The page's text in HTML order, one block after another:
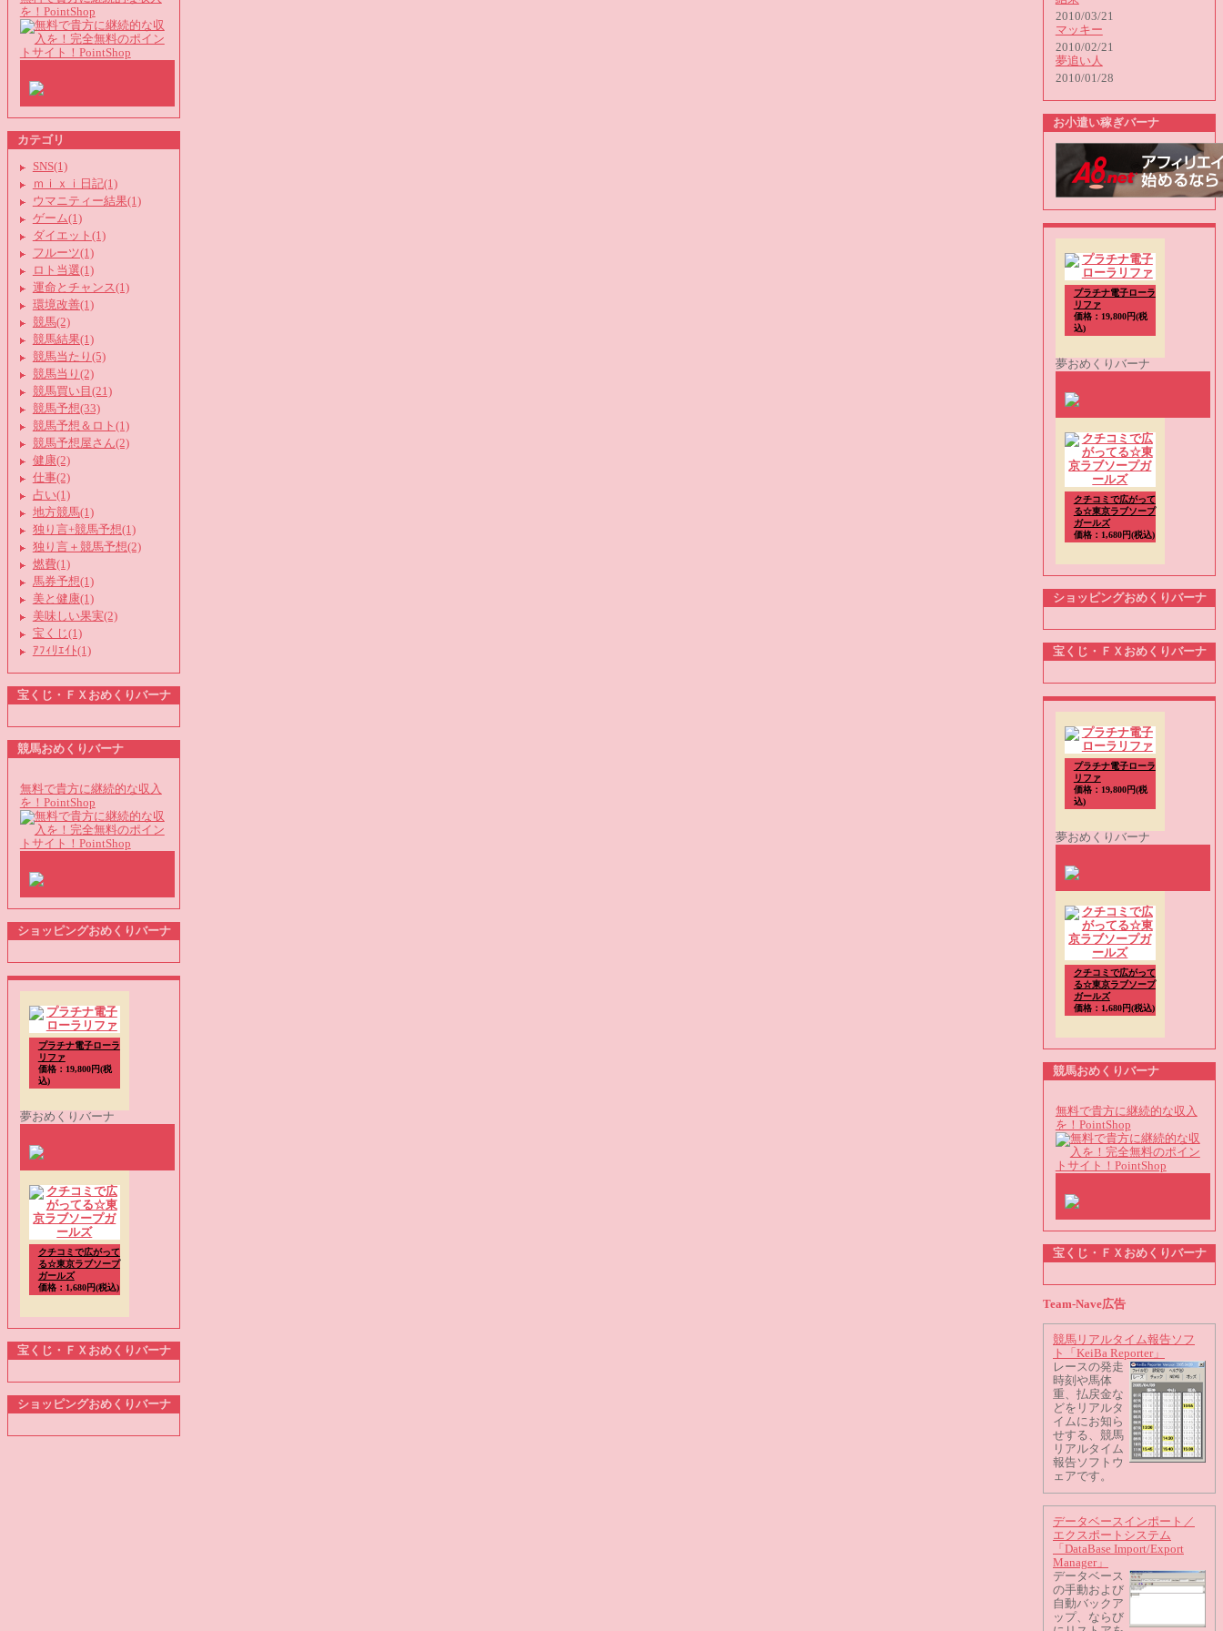
を！PointShop
カテゴリ
SNS(1)
ｍｉｘｉ日記(1)
ウマニティー結果(1)
ゲーム(1)
ダイエット(1)
フルーツ(1)
ロト当選(1)
運命とチャンス(1)
環境改善(1)
競馬(2)
競馬結果(1)
競馬当たり(5)
競馬当り(2)
競馬買い目(21)
競馬予想(33)
競馬予想＆ロト(1)
競馬予想屋さん(2)
健康(2)
仕事(2)
占い(1)
地方競馬(1)
独り言+競馬予想(1)
独り言＋競馬予想(2)
燃費(1)
馬券予想(1)
美と健康(1)
美味しい果実(2)
宝くじ(1)
ｱﾌｨﾘｴｲﾄ(1)
宝くじ・ＦＸおめくりバーナ
競馬おめくりバーナ
無料で貴方に継続的な収入
を！PointShop
ショッピングおめくりバーナ
プラチナ電子ローラ
リファ
価格：19,800円(税
込)
夢おめくりバーナ
クチコミで広がって
る☆東京ラブソープ
ガールズ
価格：1,680円(税込)
宝くじ・ＦＸおめくりバーナ
ショッピングおめくりバーナ
2010/03/21
マッキー
2010/02/21
夢追い人
2010/01/28
お小遣い稼ぎバーナ
プラチナ電子ローラ
リファ
価格：19,800円(税
込)
夢おめくりバーナ
クチコミで広がって
る☆東京ラブソープ
ガールズ
価格：1,680円(税込)
ショッピングおめくりバーナ
宝くじ・ＦＸおめくりバーナ
プラチナ電子ローラ
リファ
価格：19,800円(税
込)
夢おめくりバーナ
クチコミで広がって
る☆東京ラブソープ
ガールズ
価格：1,680円(税込)
競馬おめくりバーナ
無料で貴方に継続的な収入
を！PointShop
宝くじ・ＦＸおめくりバーナ
Team-Nave広告
競馬リアルタイム報告ソフ
ト「KeiBa Reporter」
レースの発走
時刻や馬体
重、払戻金な
どをリアルタ
イムにお知ら
せする、競馬
リアルタイム
報告ソフトウ
ェアです。
データベースインポート／
エクスポートシステム
「DataBase Import/Export
Manager」
データベース
の手動および
自動バックア
ップ、ならび